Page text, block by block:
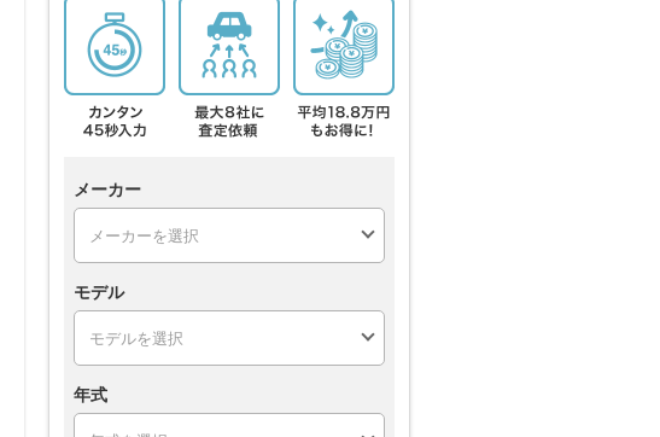
メーカー
モデル
年式